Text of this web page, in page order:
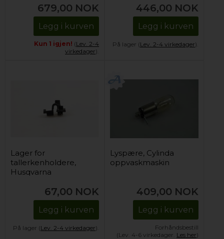
679,00 NOK
Legg i kurven
Kun 1 igjen! (Lev. 2-4
virkedager).
446,00 NOK
Legg i kurven
På lager (Lev. 2-4 virkedager).
Lager for
tallerkenholdere,
Husqvarna
67,00 NOK
Legg i kurven
På lager (Lev. 2-4 virkedager).
Lyspære, Cylinda
oppvaskmaskin
409,00 NOK
Legg i kurven
Forhåndsbestill
(Lev. 4-6 virkedager. Les her)